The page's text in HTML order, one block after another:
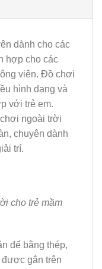
dành cho các
hợp cho các
viên. Đồ chơi
hình dạng và
với trẻ em.
ngoài trời
chuyên dành
trí.
cho trẻ mầm
đế bằng thép,
được gắn trên